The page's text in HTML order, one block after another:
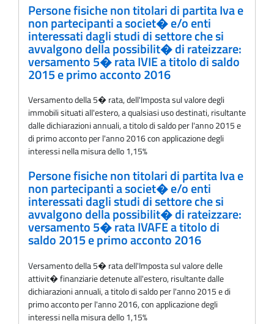
Persone fisiche non titolari di partita Iva e
non partecipanti a societ� e/o enti
interessati dagli studi di settore che si
avvalgono della possibilit� di rateizzare:
versamento 5� rata IVIE a titolo di saldo
2015 e primo acconto 2016
Versamento della 5� rata, dell'Imposta sul valore degli
immobili situati all'estero, a qualsiasi uso destinati, risultante
dalle dichiarazioni annuali, a titolo di saldo per l'anno 2015 e
di primo acconto per l'anno 2016 con applicazione degli
interessi nella misura dello 1,15%
Persone fisiche non titolari di partita Iva e
non partecipanti a societ� e/o enti
interessati dagli studi di settore che si
avvalgono della possibilit� di rateizzare:
versamento 5� rata IVAFE a titolo di
saldo 2015 e primo acconto 2016
Versamento della 5� rata dell'Imposta sul valore delle
attivit� finanziarie detenute all'estero, risultante dalle
dichiarazioni annuali, a titolo di saldo per l'anno 2015 e di
primo acconto per l'anno 2016, con applicazione degli
interessi nella misura dello 1,15%